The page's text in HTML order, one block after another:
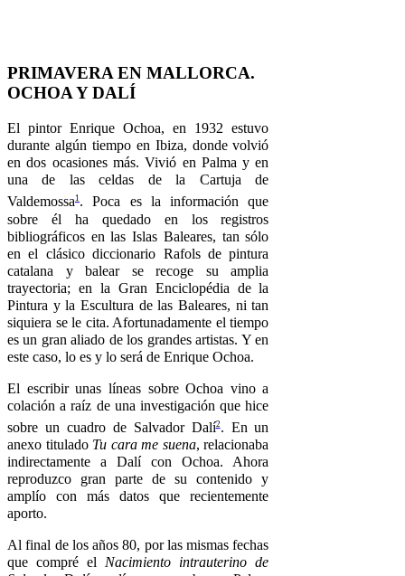
PRIMAVERA EN MALLORCA.
OCHOA Y DALÍ
El pintor Enrique Ochoa, en 1932 estuvo
durante algún tiempo en Ibiza, donde volvió
en dos ocasiones más. Vivió en Palma y en
una de las celdas de la Cartuja de
Valdemossa1 . Poca es la información que
sobre él ha quedado en los registros
bibliográficos en las Islas Baleares, tan sólo
en el clásico diccionario Rafols de pintura
catalana y balear se recoge su amplia
trayectoria; en la Gran Enciclopédia de la
Pintura y la Escultura de las Baleares, ni tan
siquiera se le cita. Afortunadamente el tiempo
es un gran aliado de los grandes artistas. Y en
este caso, lo es y lo será de Enrique Ochoa.
El escribir unas líneas sobre Ochoa vino a
colación a raíz de una investigación que hice
sobre un cuadro de Salvador Dalí2. En un
anexo titulado Tu cara me suena, relacionaba
indirectamente a Dalí con Ochoa. Ahora
reproduzco gran parte de su contenido y
amplío con más datos que recientemente
aporto.
Al final de los años 80, por las mismas fechas
que compré el Nacimiento intrauterino de